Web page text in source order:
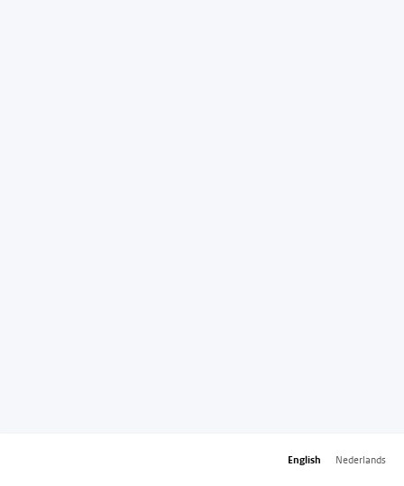
English Nederlands